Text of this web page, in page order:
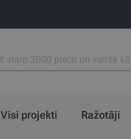
Visi projekti Ražotāji